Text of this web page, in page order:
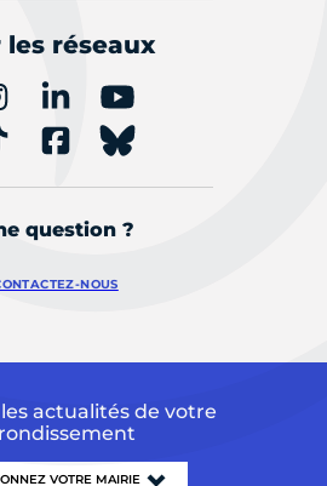
les réseaux
question ?
NOUS
actualités de votre